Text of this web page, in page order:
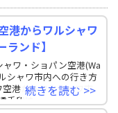
港からワルシャワ
ンド】
ワ・ショパン空港(Wa
シャワ市内への行き方
港からワルシャワ市
手段は
続きを読む >>